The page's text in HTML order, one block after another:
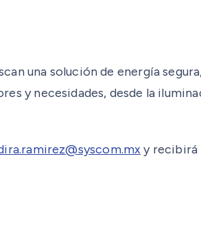
una solución de energía
y necesidades, desde la
y recibirá